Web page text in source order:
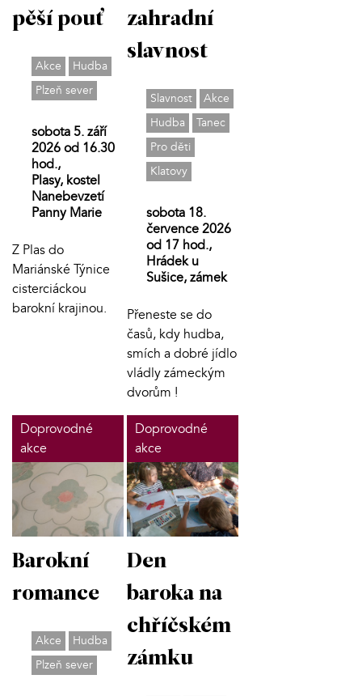
pěší pouť
Akce
Hudba
Plzeň sever
sobota 5. září
2026 od 16.30
hod.,
Plasy, kostel
Nanebevzetí
Panny Marie
Z Plas do
Mariánské Týnice
cisterciáckou
barokní krajinou.
zahradní
slavnost
Slavnost
Akce
Hudba
Tanec
Pro děti
Klatovy
sobota 18.
července 2026
od 17 hod.,
Hrádek u
Sušice, zámek
Přeneste se do
časů, kdy hudba,
smích a dobré jídlo
vládly zámeckým
dvorům !
Doprovodné
akce
Barokní
romance
Akce
Hudba
Plzeň sever
Doprovodné
akce
Den
baroka na
chříčském
zámku